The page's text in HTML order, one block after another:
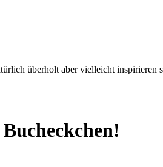
überholt aber vielleicht inspirieren